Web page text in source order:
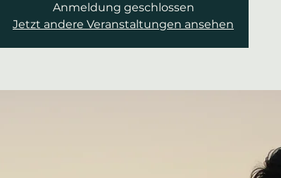
Anmeldung geschlossen
Jetzt andere Veranstaltungen ansehen